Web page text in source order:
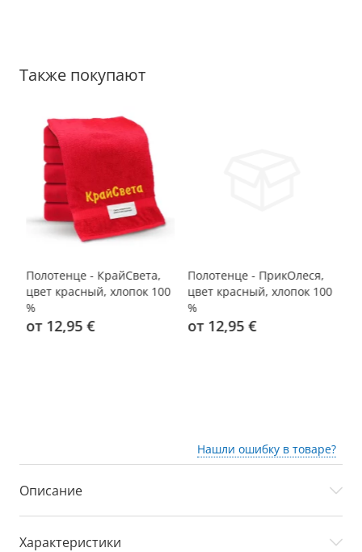
Также покупают
Полотенце - КрайСвета,
цвет красный, хлопок 100
%
от 12,95 €
Полотенце - ПрикОлеся,
цвет красный, хлопок 100
%
от 12,95 €
Нашли ошибку в товаре?
Описание
Характеристики